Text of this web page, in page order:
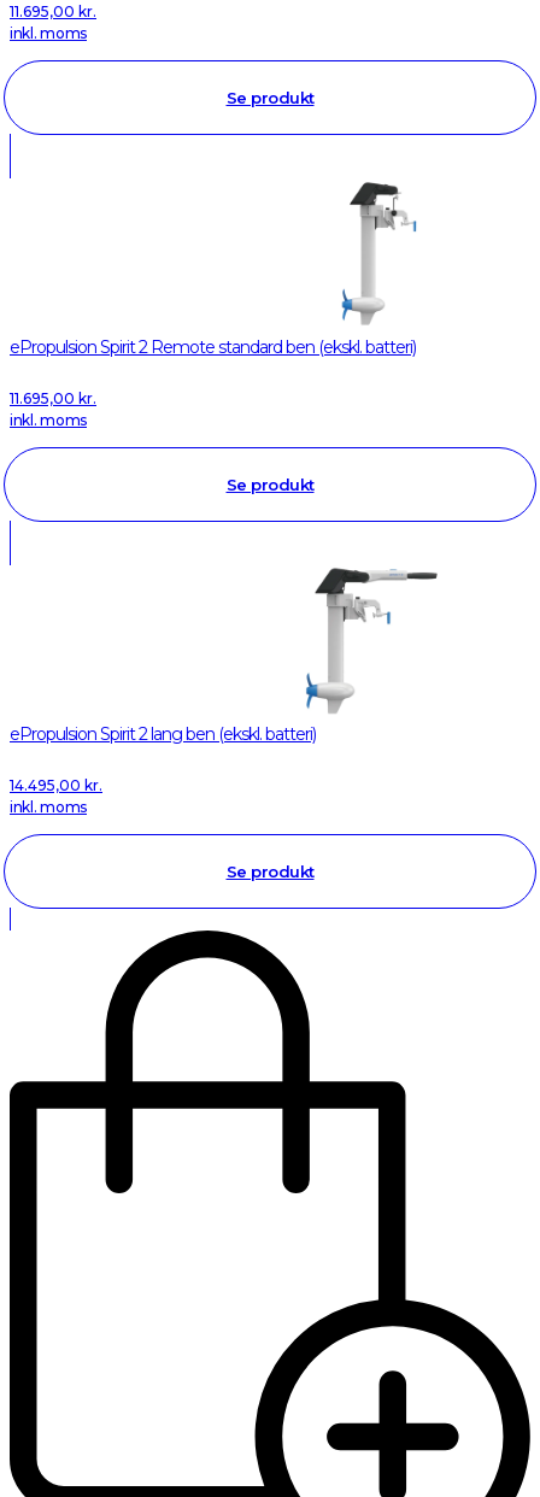
11.695,00 kr.
inkl. moms
Se produkt
ePropulsion Spirit 2 Remote standard ben (ekskl. batteri)
11.695,00 kr.
inkl. moms
Se produkt
ePropulsion Spirit 2 lang ben (ekskl. batteri)
14.495,00 kr.
inkl. moms
Se produkt